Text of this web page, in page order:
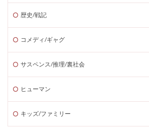
歴史/戦記
コメディ/ギャグ
サスペンス/推理/裏社会
ヒューマン
キッズ/ファミリー